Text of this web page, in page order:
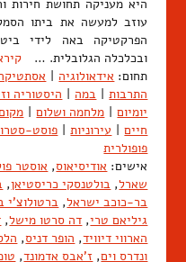
היא מעניקה תחושת חירות
עוזב למעשה את ביתו
הפרקטיקה באה לידי
ובכלכלה הגלובלית. …
תחום: אידאולוגיה |
התרבות | במה | היסטוריה
יומיום | מלחמה ושלום |
חיים | עירוניות | פוסט-
פופולרית
אישים: אודיסיאוס, אוסטר
שארל, בולטנסקי כריסטיאן,
בר-כוכב ישראל, ברטולוצ'י
גיליאם טרי, דה סרטו מישל,
הארווי דיוויד, הופר דניס,
ונדרס וים, ז'אבס אדמונד,